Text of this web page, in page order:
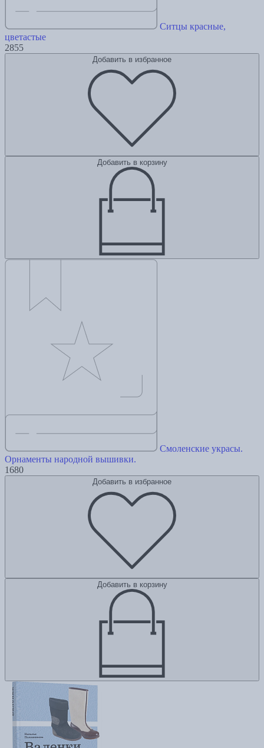
Ситцы красные,
цветастые
2855
Добавить в избранное
Добавить в корзину
Смоленские украсы.
Орнаменты народной вышивки.
1680
Добавить в избранное
Добавить в корзину